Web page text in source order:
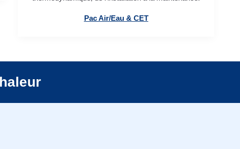
Pac Air/Eau & CET